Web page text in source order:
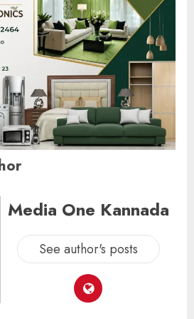
Media One Kannada
See author's posts